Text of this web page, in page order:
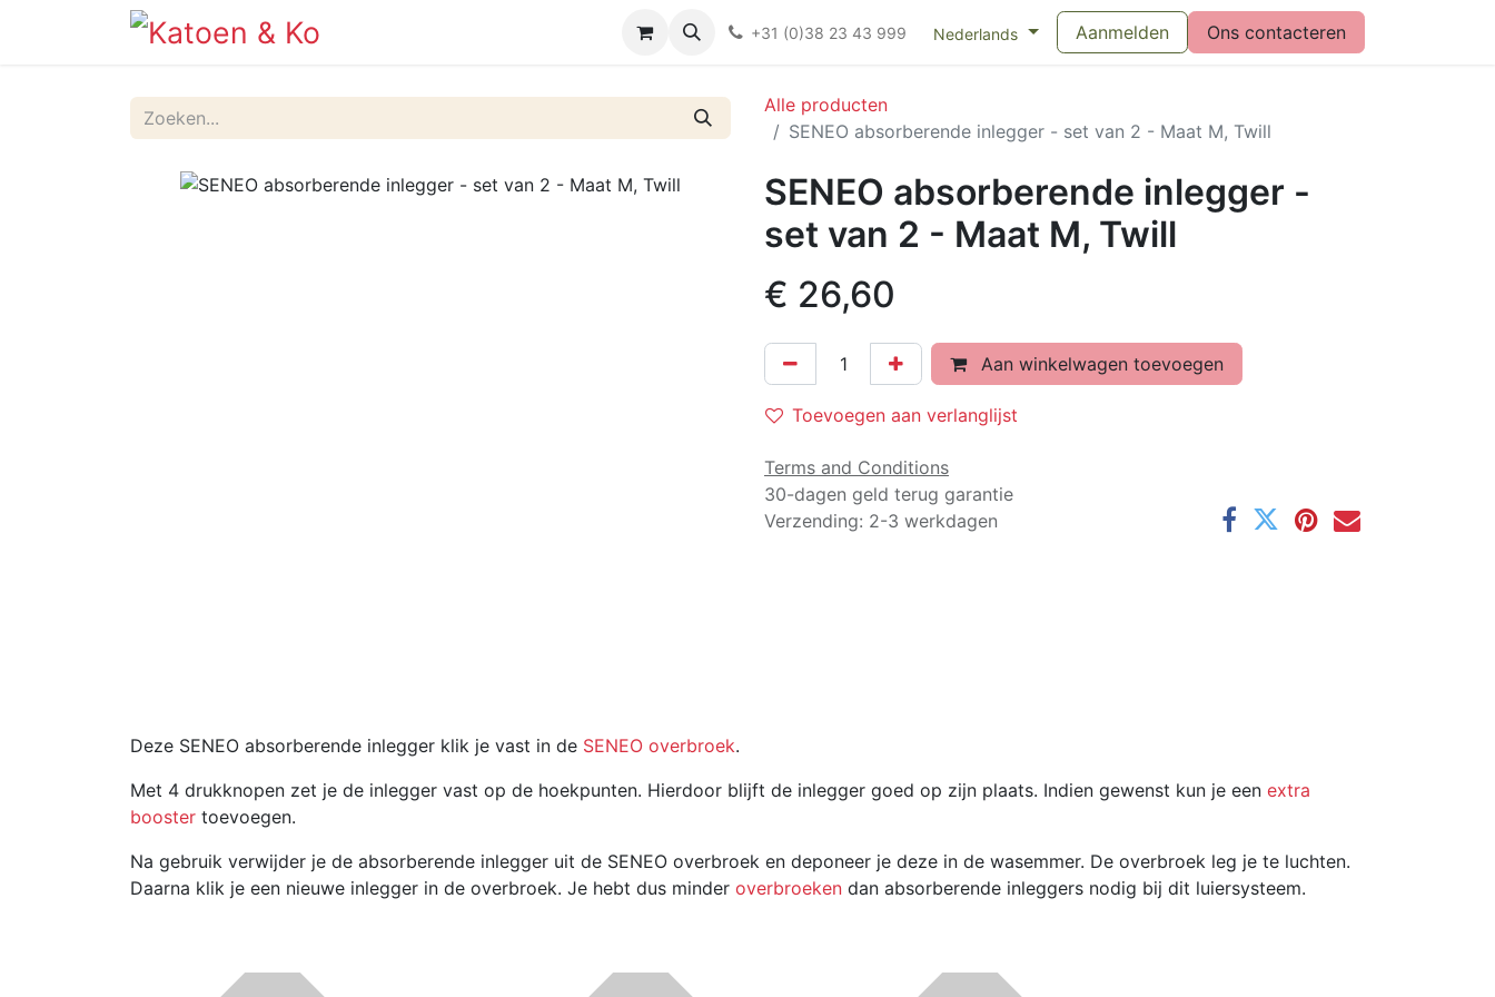
Kieswijzer nacht- en kraamverband Kieswijzer maandverband Vragen over menstruatiecups
+31 (0)38 23 43 999 Nederlands Aanmelden Ons contacteren
Alle producten
SENEO absorberende inlegger - set van 2 - Maat M, Twill
SENEO absorberende inlegger -
set van 2 - Maat M, Twill
€ 26,60
Aan winkelwagen toevoegen
Toevoegen aan verlanglijst
Terms and Conditions
30-dagen geld terug garantie
Verzending: 2-3 werkdagen
Deze SENEO absorberende inlegger klik je vast in de SENEO overbroek.
Met 4 drukknopen zet je de inlegger vast op de hoekpunten. Hierdoor blijft de inlegger goed op zijn plaats. Indien gewenst kun je een extra
booster toevoegen.
Na gebruik verwijder je de absorberende inlegger uit de SENEO overbroek en deponeer je deze in de wasemmer. De overbroek leg je te luchten.
Daarna klik je een nieuwe inlegger in de overbroek. Je hebt dus minder overbroeken dan absorberende inleggers nodig bij dit luiersysteem.